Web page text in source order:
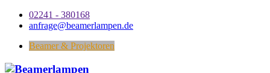
02241 - 380168
anfrage@beamerlampen.de
Beamer & Projektoren